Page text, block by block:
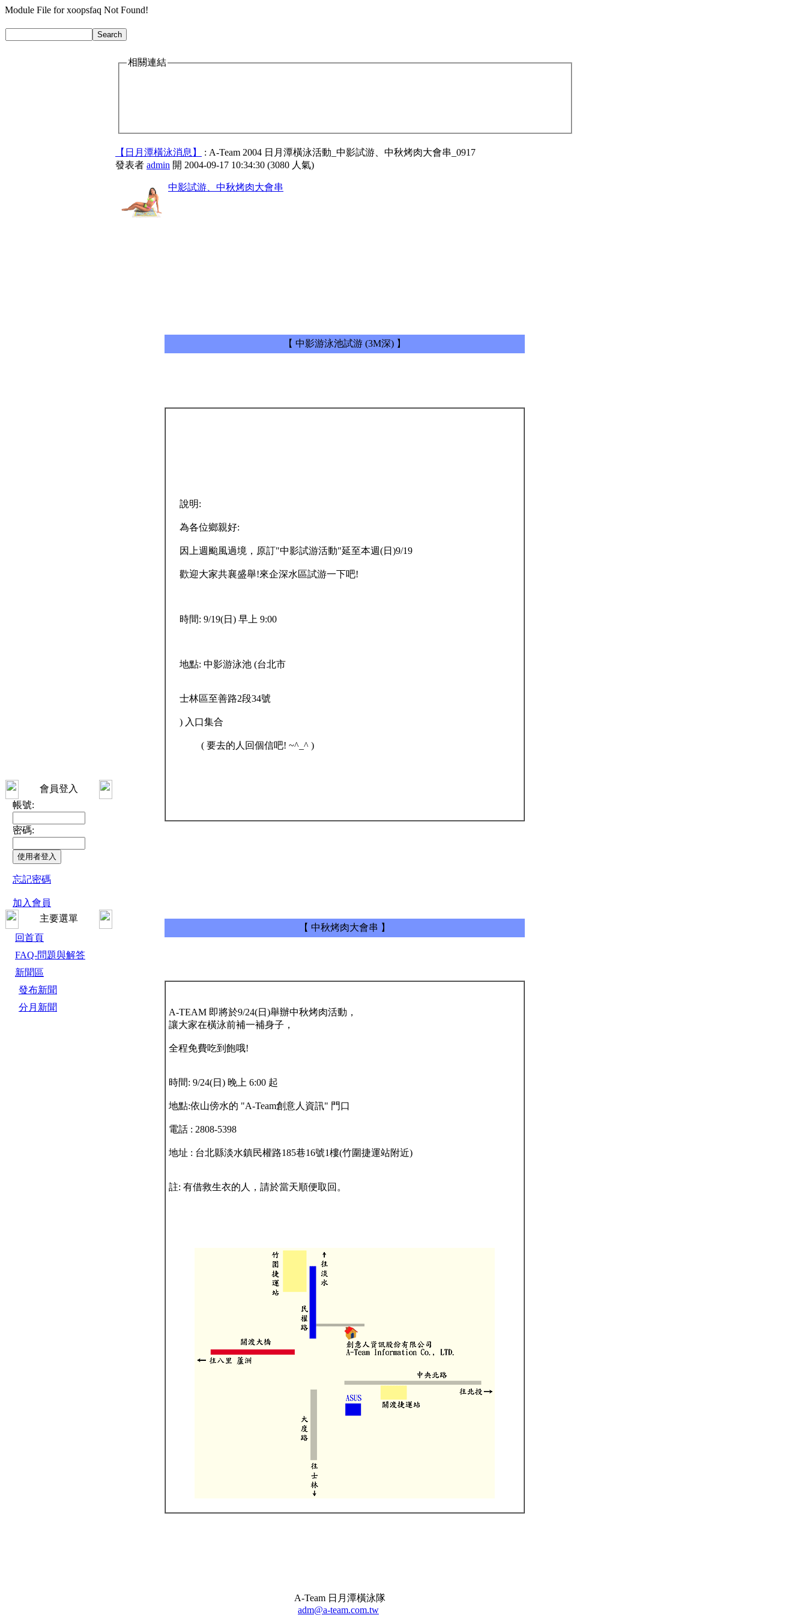
Module File for xoopsfaq Not Found!
會員登入
帳號:
密碼:
忘記密碼
加入會員
主要選單
回首頁
FAQ-問題與解答
新聞區
發布新聞
分月新聞
相關連結
【日月潭橫泳消息】
: A-Team 2004 日月潭橫泳活動_中影試游、中秋烤肉大會串_0917
發表者 admin 開 2004-09-17 10:34:30 (3080 人氣)
中影試游、中秋烤肉大會串
【 中影游泳池試游 (3M深) 】
說明:
為各位鄉親好:
因上週颱風過境，原訂"中影試游活動"延至本週(日)9/19
歡迎大家共襄盛舉!來企深水區試游一下吧!
時間: 9/19(日) 早上 9:00
地點: 中影游泳池 (台北市
士林區至善路2段34號
) 入口集合
( 要去的人回個信吧! ~^_^ )
【 中秋烤肉大會串 】
A-TEAM 即將於9/24(日)舉辦中秋烤肉活動 ，
讓大家在橫泳前補一補身子，
全程免費吃到飽哦!
時間: 9/24(日) 晚上 6:00 起
地點:依山傍水的 "A-Team創意人資訊" 門口
電話 : 2808-5398
地址 : 台北縣淡水鎮民權路185巷16號1樓(竹圍捷運站附近)
註: 有借救生衣的人，請於當天順便取回。
A-Team 日月潭橫泳隊
adm@a-team.com.tw